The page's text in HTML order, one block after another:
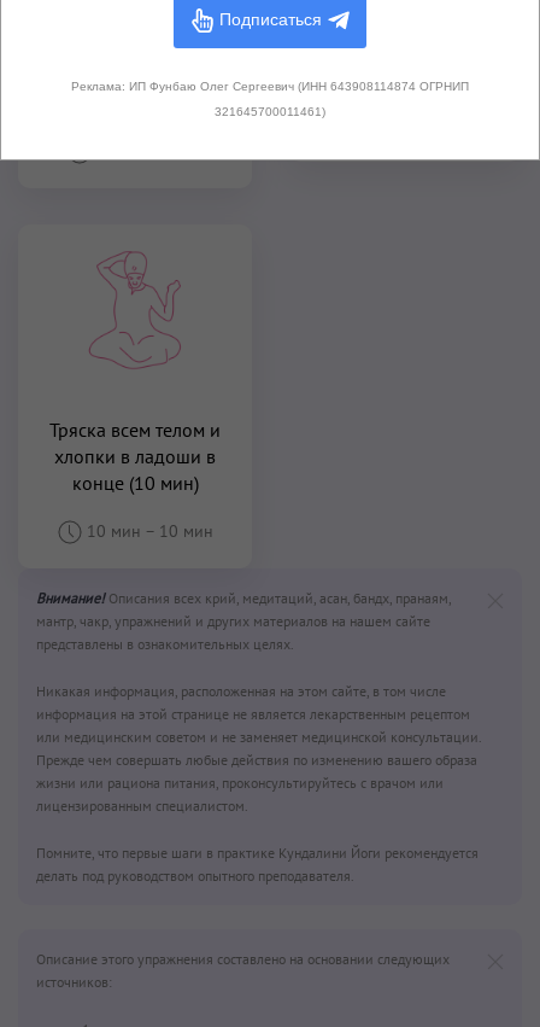
Тряска телом в
Тряска всем телом в
Простой Позе (8-15
Тряска всем телом и
хлопки в ладоши в
конце (10 мин)
10 мин – 10 мин
Внимание!Описания всех крий, медитаций, асан, бандх, пранаям,
мантр, чакр, упражнений и других материалов на нашем сайте
представлены в ознакомительных целях.
Никакая информация, расположенная на этом сайте, в том числе
информация на этой странице не является лекарственным рецептом
или медицинским советом и не заменяет медицинской консультации.
Прежде чем совершать любые действия по изменению вашего образа
жизни или рациона питания, проконсультируйтесь с врачом или
лицензированным специалистом.
Помните, что первые шаги в практике Кундалини Йоги рекомендуется
делать под руководством опытного преподавателя.
Описание этого упражнения составлено на основании следующих
источников:
Подписаться
Реклама: ИП Фунбаю Олег Сергеевич (ИНН 643908114874 ОГРНИП
321645700011461)